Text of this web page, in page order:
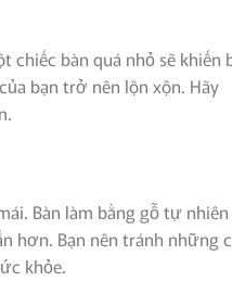
chiếc bàn quá nhỏ sẽ khiến
bạn trở nên lộn xộn. Hãy
Bàn làm bằng gỗ tự nhiên
hơn. Bạn nên tránh những
khỏe.